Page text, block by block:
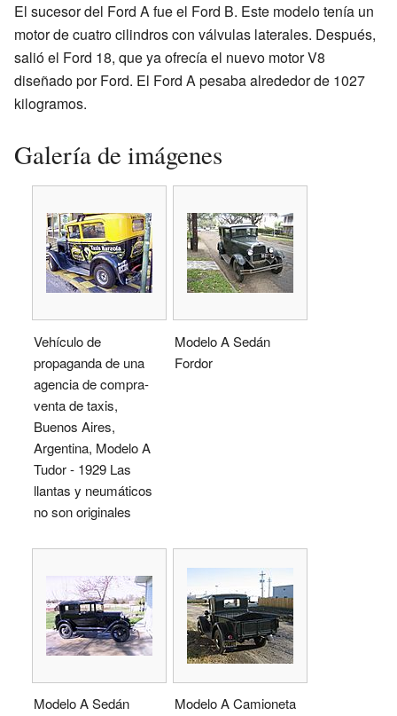
El sucesor del Ford A fue el Ford B. Este modelo tenía un
motor de cuatro cilindros con válvulas laterales. Después,
salió el Ford 18, que ya ofrecía el nuevo motor V8
diseñado por Ford. El Ford A pesaba alrededor de 1027
kilogramos.
Galería de imágenes
Vehículo de
propaganda de una
agencia de compra-
venta de taxis,
Buenos Aires,
Argentina, Modelo A
Tudor - 1929 Las
llantas y neumáticos
no son originales
Modelo A Sedán
Fordor
Modelo A Sedán
Modelo A Camioneta